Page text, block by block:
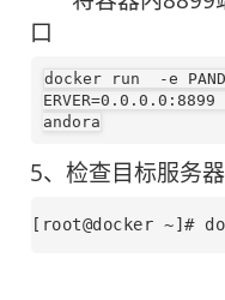
口
docker run  -e
andora
5、检查目标服务
[root@docker ~]#